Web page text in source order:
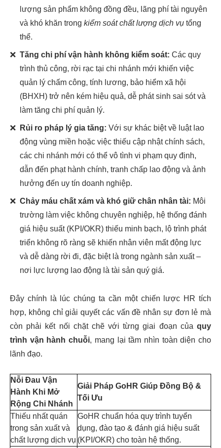
lượng sản phẩm không đồng đều, lãng phí tài nguyên
và khó khăn trong kiểm soát chất lượng dịch vụ tổng
thể.
❌ Tăng chi phí vận hành không kiểm soát: Các quy
trình thủ công, rời rạc tại chi nhánh mới khiến việc
quản lý chấm công, tính lương, bảo hiểm xã hội
(BHXH) trở nên kém hiệu quả, dễ phát sinh sai sót và
làm tăng chi phí quản lý.
❌ Rủi ro pháp lý gia tăng: Với sự khác biệt về luật lao
động vùng miền hoặc việc thiếu cập nhật chính sách,
các chi nhánh mới có thể vô tình vi phạm quy định,
dẫn đến phạt hành chính, tranh chấp lao động và ảnh
hưởng đến uy tín doanh nghiệp.
❌ Chảy máu chất xám và khó giữ chân nhân tài: Môi
trường làm việc không chuyên nghiệp, hệ thống đánh
giá hiệu suất (KPI/OKR) thiếu minh bạch, lộ trình phát
triển không rõ ràng sẽ khiến nhân viên mất động lực
và dễ dàng rời đi, đặc biệt là trong ngành sản xuất –
nơi lực lượng lao động là tài sản quý giá.
Đây chính là lúc chúng ta cần một chiến lược HR tích
hợp, không chỉ giải quyết các vấn đề nhân sự đơn lẻ mà
còn phải kết nối chặt chẽ với từng giai đoạn của quy
trình vận hành chuỗi, mang lại tầm nhìn toàn diện cho
lãnh đạo.
Nỗi Đau Vận
Hành Khi Mở
Rộng Chi Nhánh
Giải Pháp GoHR Giúp Đồng Bộ &
Tối Ưu
Thiếu nhất quán
trong sản xuất và
chất lượng dịch vụ
GoHR chuẩn hóa quy trình tuyển
dụng, đào tạo & đánh giá hiệu suất
(KPI/OKR) cho toàn hệ thống.